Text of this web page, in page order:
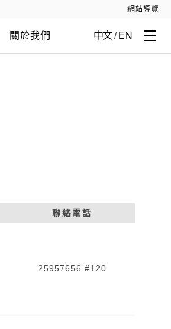
網站導覽
關於我們 中文 / EN
聯絡電話
25957656 #120